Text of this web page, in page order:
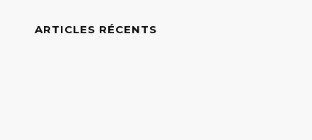
ARTICLES RÉCENTS